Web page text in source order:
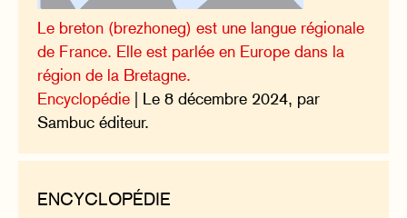
Le breton (brezhoneg) est une langue régionale
de France. Elle est parlée en Europe dans la
région de la Bretagne.
Encyclopédie | Le 8 décembre 2024, par
Sambuc éditeur.
ENCYCLOPÉDIE